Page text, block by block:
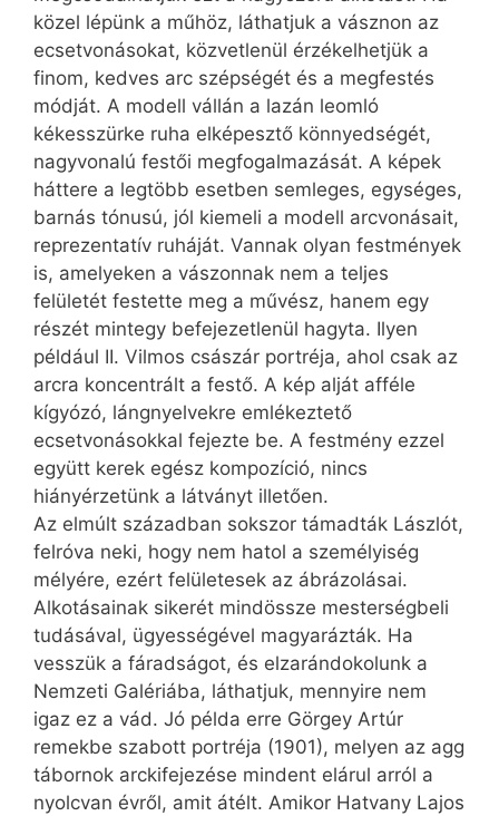
közel lépünk a műhöz, láthatjuk a vásznon az
ecsetvonásokat, közvetlenül érzékelhetjük a
finom, kedves arc szépségét és a megfestés
módját. A modell vállán a lazán leomló
kékesszürke ruha elképesztő könnyedségét,
nagyvonalú festői megfogalmazását. A képek
háttere a legtöbb esetben semleges, egységes,
barnás tónusú, jól kiemeli a modell arcvonásait,
reprezentatív ruháját. Vannak olyan festmények
is, amelyeken a vászonnak nem a teljes
felületét festette meg a művész, hanem egy
részét mintegy befejezetlenül hagyta. Ilyen
például II. Vilmos császár portréja, ahol csak az
arcra koncentrált a festő. A kép alját afféle
kígyózó, lángnyelvekre emlékeztető
ecsetvonásokkal fejezte be. A festmény ezzel
együtt kerek egész kompozíció, nincs
hiányérzetünk a látványt illetően.
Az elmúlt században sokszor támadták Lászlót,
felróva neki, hogy nem hatol a személyiség
mélyére, ezért felületesek az ábrázolásai.
Alkotásainak sikerét mindössze mesterségbeli
tudásával, ügyességével magyarázták. Ha
vesszük a fáradságot, és elzarándokolunk a
Nemzeti Galériába, láthatjuk, mennyire nem
igaz ez a vád. Jó példa erre Görgey Artúr
remekbe szabott portréja (1901), melyen az agg
tábornok arckifejezése mindent elárul arról a
nyolcvan évről, amit átélt. Amikor Hatvany Lajos